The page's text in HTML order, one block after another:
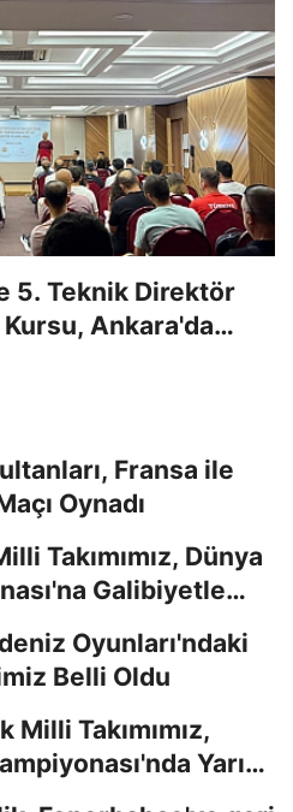
5. Teknik Direktör
Ankara'da
Fransa ile
Oynadı
Takımımız, Dünya
Galibiyetle
Oyunları'ndaki
Belli Oldu
Milli Takımımız,
Yarı